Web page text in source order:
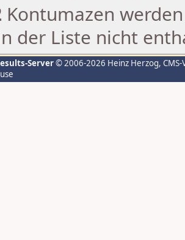
Kontumazen
der Liste nicht
Server© 2006-2026 Heinz Herzog,